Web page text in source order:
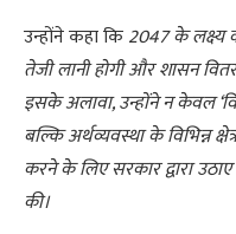
उन्होंने कहा कि2047 के लक्ष्य
तेजी लानी होगी और शासन
इसके अलावा, उन्होंने न केवल
बल्कि अर्थव्यवस्था के विभिन्न
करने के लिए सरकार द्वारा
की।